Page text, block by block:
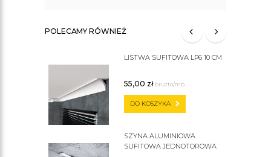
POLECAMY RÓWNIEŻ
LISTWA SUFITOWA LP6 10 CM
55,00 zł brutto/mb
DO KOSZYKA
SZYNA ALUMINIOWA
SUFITOWA JEDNOTOROWA